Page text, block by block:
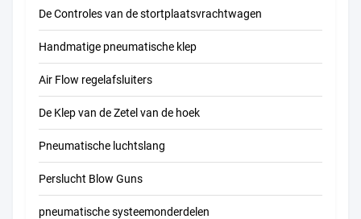
De Controles van de stortplaatsvrachtwagen
Handmatige pneumatische klep
Air Flow regelafsluiters
De Klep van de Zetel van de hoek
Pneumatische luchtslang
Perslucht Blow Guns
pneumatische systeemonderdelen